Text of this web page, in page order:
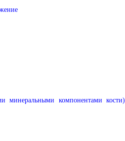
минеральными компонентами кости)